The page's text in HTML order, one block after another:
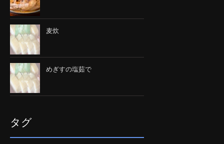
麦炊
めぎすの塩茹で
タグ